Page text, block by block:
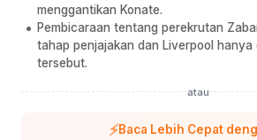
menggantikan Konate.
Pembicaraan tentang perekrutan
tahap penjajakan dan Liverpool hanya
tersebut.
atau
⚡Baca Lebih Cepat